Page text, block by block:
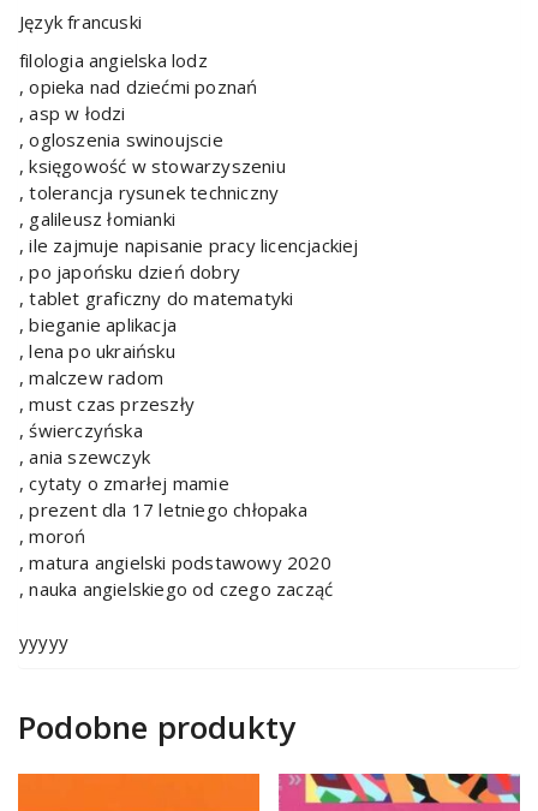
Język francuski
filologia angielska lodz
, opieka nad dziećmi poznań
, asp w łodzi
, ogloszenia swinoujscie
, księgowość w stowarzyszeniu
, tolerancja rysunek techniczny
, galileusz łomianki
, ile zajmuje napisanie pracy licencjackiej
, po japońsku dzień dobry
, tablet graficzny do matematyki
, bieganie aplikacja
, lena po ukraińsku
, malczew radom
, must czas przeszły
, świerczyńska
, ania szewczyk
, cytaty o zmarłej mamie
, prezent dla 17 letniego chłopaka
, moroń
, matura angielski podstawowy 2020
, nauka angielskiego od czego zacząć
yyyyy
Podobne produkty